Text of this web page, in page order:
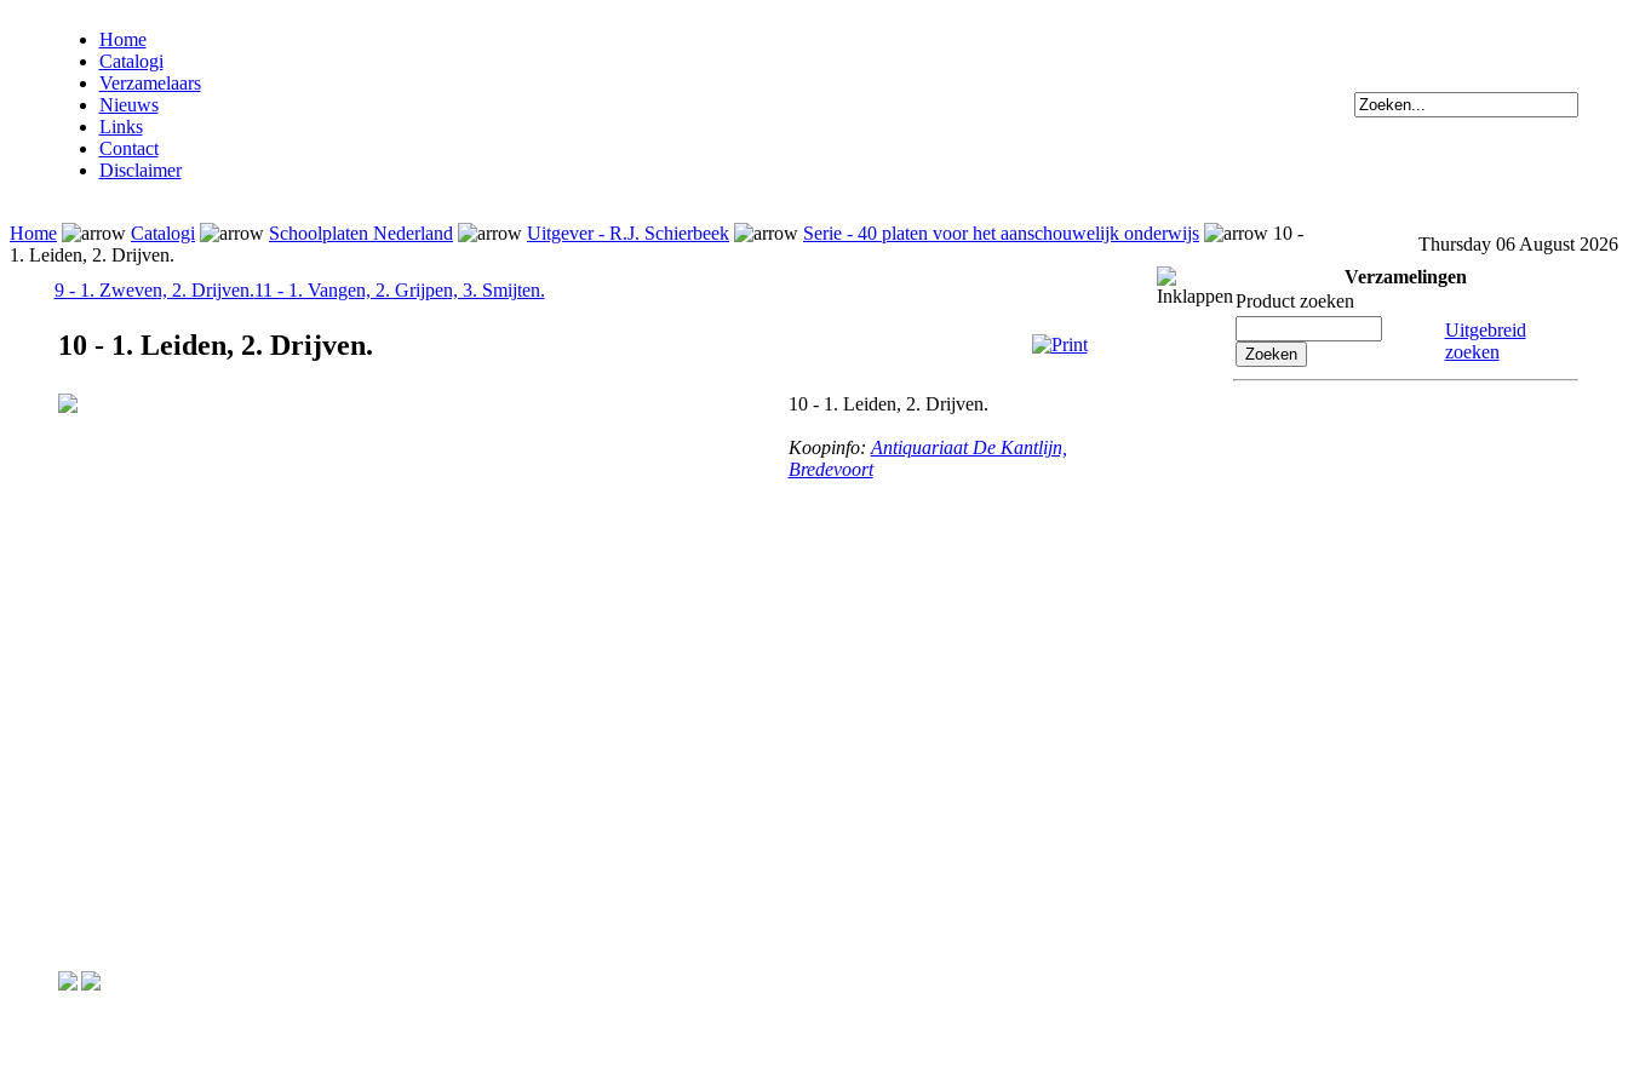
Home
Catalogi
Verzamelaars
Nieuws
Links
Contact
Disclaimer
Home Catalogi Schoolplaten Nederland Uitgever - R.J. Schierbeek Serie - 40 platen voor het aanschouwelijk onderwijs
10 -
1. Leiden, 2. Drijven.
Thursday 06 August 2026
9 - 1. Zweven, 2. Drijven.11 - 1. Vangen, 2. Grijpen, 3. Smijten.
10 - 1. Leiden, 2. Drijven.
10 - 1. Leiden, 2. Drijven.
Koopinfo: Antiquariaat De Kantlijn,
Bredevoort
Verzamelingen
Product zoeken
Uitgebreid
zoeken